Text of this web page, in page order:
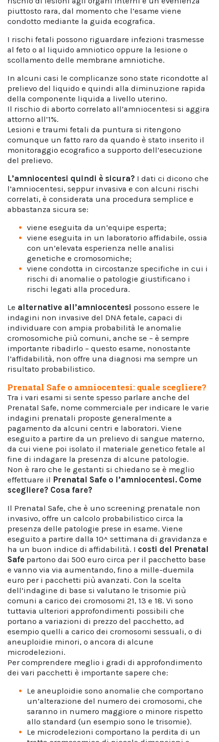
piuttosto rara, dal momento che l’esame viene
condotto mediante la guida ecografica.
I rischi fetali possono riguardare infezioni trasmesse
al feto o al liquido amniotico oppure la lesione o
scollamento delle membrane amniotiche.
In alcuni casi le complicanze sono state ricondotte al
prelievo del liquido e quindi alla diminuzione rapida
della componente liquida a livello uterino.
Il rischio di aborto correlato all’amniocentesi si aggira
attorno all’1%.
Lesioni e traumi fetali da puntura si ritengono
comunque un fatto raro da quando è stato inserito il
monitoraggio ecografico a supporto dell’esecuzione
del prelievo.
L’amniocentesi quindi è sicura? I dati ci dicono che
l’amniocentesi, seppur invasiva e con alcuni rischi
correlati, è considerata una procedura semplice e
abbastanza sicura se:
viene eseguita da un’equipe esperta;
viene eseguita in un laboratorio affidabile, ossia
con un’elevata esperienza nelle analisi
genetiche e cromosomiche;
viene condotta in circostanze specifiche in cui i
rischi di anomalie o patologie giustificano i
rischi legati alla procedura.
Le alternative all’amniocentesi possono essere le
indagini non invasive del DNA fetale, capaci di
individuare con ampia probabilità le anomalie
cromosomiche più comuni, anche se – è sempre
importante ribadirlo – questo esame, nonostante
l’affidabilità, non offre una diagnosi ma sempre un
risultato probabilistico.
Prenatal Safe o amniocentesi: quale scegliere?
Tra i vari esami si sente spesso parlare anche del
Prenatal Safe, nome commerciale per indicare le varie
indagini prenatali proposte generalmente a
pagamento da alcuni centri e laboratori. Viene
eseguito a partire da un prelievo di sangue materno,
da cui viene poi isolato il materiale genetico fetale al
fine di indagare la presenza di alcune patologie.
Non è raro che le gestanti si chiedano se è meglio
effettuare il Prenatal Safe o l’amniocentesi. Come
scegliere? Cosa fare?
Il Prenatal Safe, che è uno screening prenatale non
invasivo, offre un calcolo probabilistico circa la
presenza delle patologie prese in esame. Viene
eseguito a partire dalla 10^ settimana di gravidanza e
ha un buon indice di affidabilità. I costi del Prenatal
Safe partono dai 500 euro circa per il pacchetto base
e vanno via via aumentando, fino a mille-duemila
euro per i pacchetti più avanzati. Con la scelta
dell’indagine di base si valutano le trisomie più
comuni a carico dei cromosomi 21, 13 e 18. Vi sono
tuttavia ulteriori approfondimenti possibili che
portano a variazioni di prezzo del pacchetto, ad
esempio quelli a carico dei cromosomi sessuali, o di
aneuploidie minori, o ancora di alcune
microdelezioni.
Per comprendere meglio i gradi di approfondimento
dei vari pacchetti è importante sapere che:
Le aneuploidie sono anomalie che comportano
un’alterazione del numero dei cromosomi, che
saranno in numero maggiore o minore rispetto
allo standard (un esempio sono le trisomie).
Le microdelezioni comportano la perdita di un